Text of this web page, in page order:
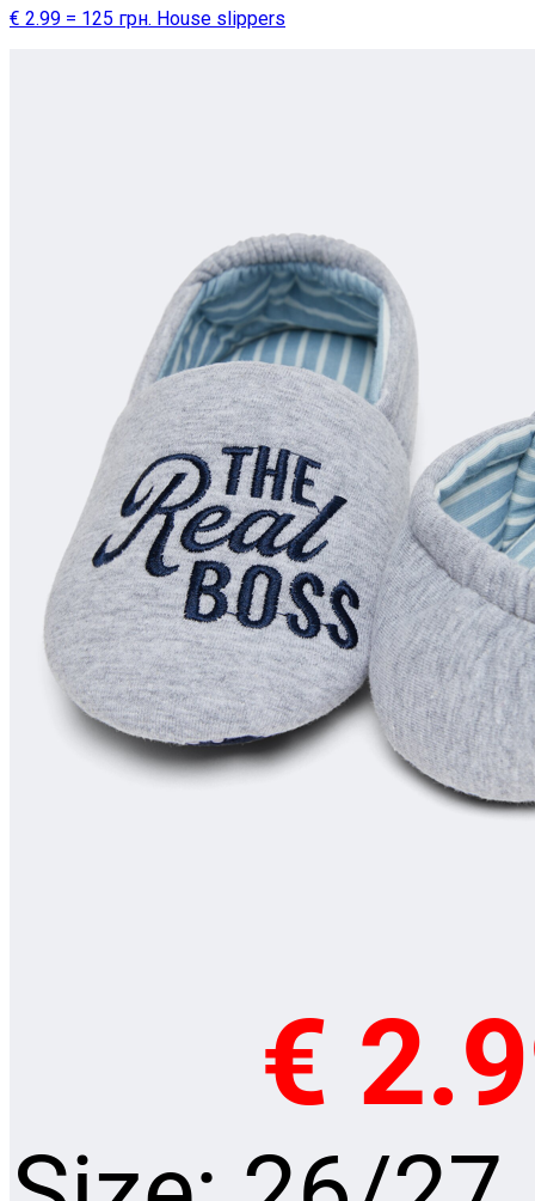
€ 2.99 = 125 грн. House slippers